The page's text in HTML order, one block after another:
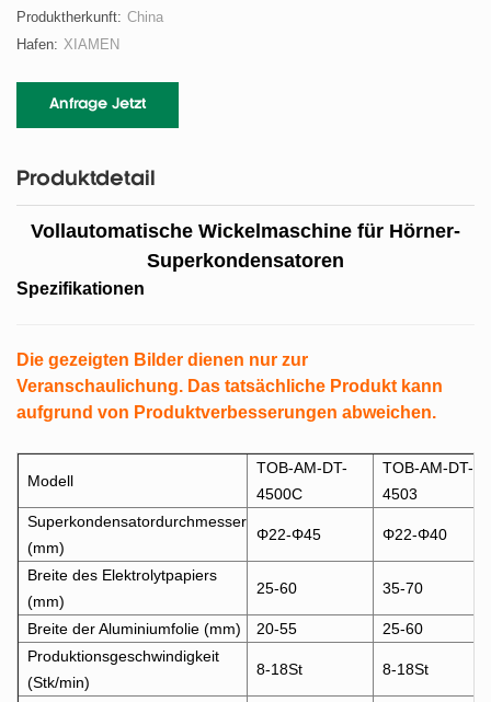
Produktherkunft: China
Hafen: XIAMEN
Anfrage Jetzt
Produktdetail
Vollautomatische Wickelmaschine für Hörner-
Superkondensatoren
Spezifikationen
Die gezeigten Bilder dienen nur zur
Veranschaulichung. Das tatsächliche Produkt kann
aufgrund von Produktverbesserungen abweichen.
Modell
TOB-AM-DT-
4500C
TOB-AM-DT-
4503
Superkondensatordurchmesser
(mm)
Φ22-Φ45 Φ22-Φ40
Breite des Elektrolytpapiers
(mm)
25-60 35-70
Breite der Aluminiumfolie (mm) 20-55
25-60
Produktionsgeschwindigkeit
(Stk/min)
8-18St 8-18St